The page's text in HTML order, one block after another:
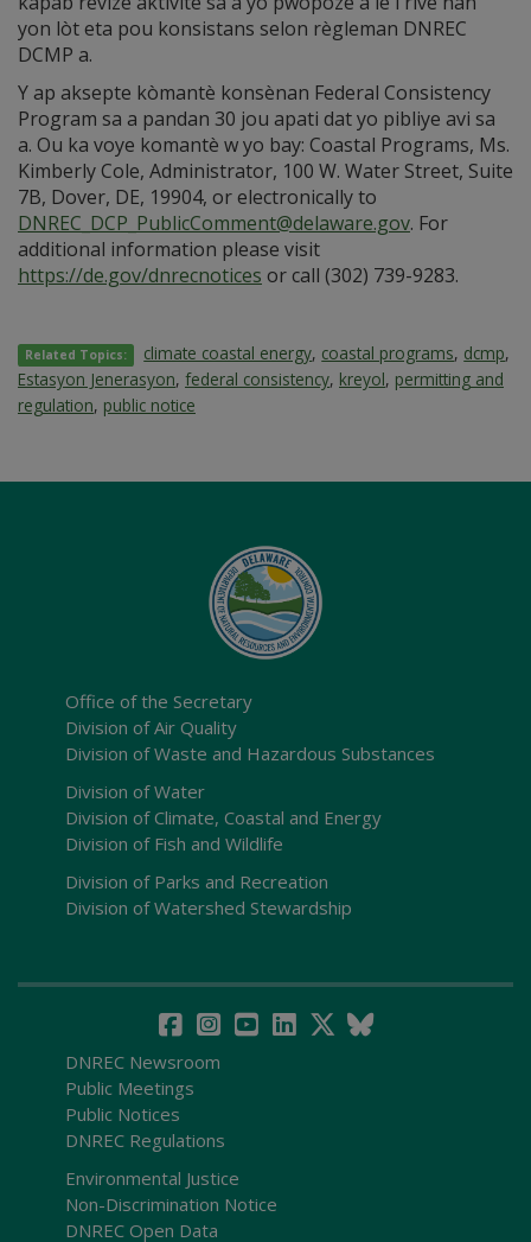
yon lòt eta pou konsistans selon règleman DNREC
DCMP a.
Y ap aksepte kòmantè konsènan Federal Consistency
Program sa a pandan 30 jou apati dat yo pibliye avi sa
a. Ou ka voye komantè w yo bay: Coastal Programs, Ms.
Kimberly Cole, Administrator, 100 W. Water Street, Suite
7B, Dover, DE, 19904, or electronically to
DNREC_DCP_PublicComment@delaware.gov. For
additional information please visit
https://de.gov/dnrecnotices or call (302) 739-9283.
Related Topics: climate coastal energy, coastal programs, dcmp,
Estasyon Jenerasyon, federal consistency, kreyol, permitting and
regulation, public notice
Office of the Secretary
Division of Air Quality
Division of Waste and Hazardous Substances
Division of Water
Division of Climate, Coastal and Energy
Division of Fish and Wildlife
Division of Parks and Recreation
Division of Watershed Stewardship
DNREC Newsroom
Public Meetings
Public Notices
DNREC Regulations
Environmental Justice
Non-Discrimination Notice
DNREC Open Data